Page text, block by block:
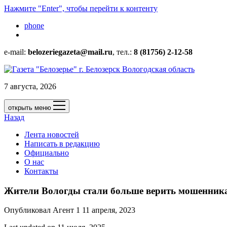
Нажмите "Enter", чтобы перейти к контенту
phone
e-mail: belozeriegazeta@mail.ru, тел.: 8 (81756) 2-12-58
7 августа, 2026
открыть меню
Назад
Лента новостей
Написать в редакцию
Официально
О нас
Контакты
Жители Вологды стали больше верить
Опубликовал Агент 1 11 апреля, 2023